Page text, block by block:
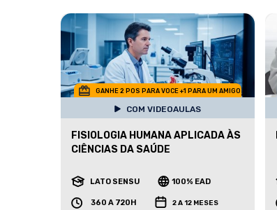
GANHE 2 POS PARA VOCE +1 PARA UM AMIGO
COM VIDEOAULAS
FISIOLOGIA HUMANA APLICADA ÀS
CIÊNCIAS DA SAÚDE
LATO SENSU 100% EAD
360 A 720H 2 A 12 MESES